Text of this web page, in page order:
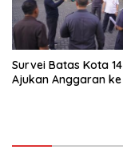
Survei Batas Kota
Ajukan Anggaran